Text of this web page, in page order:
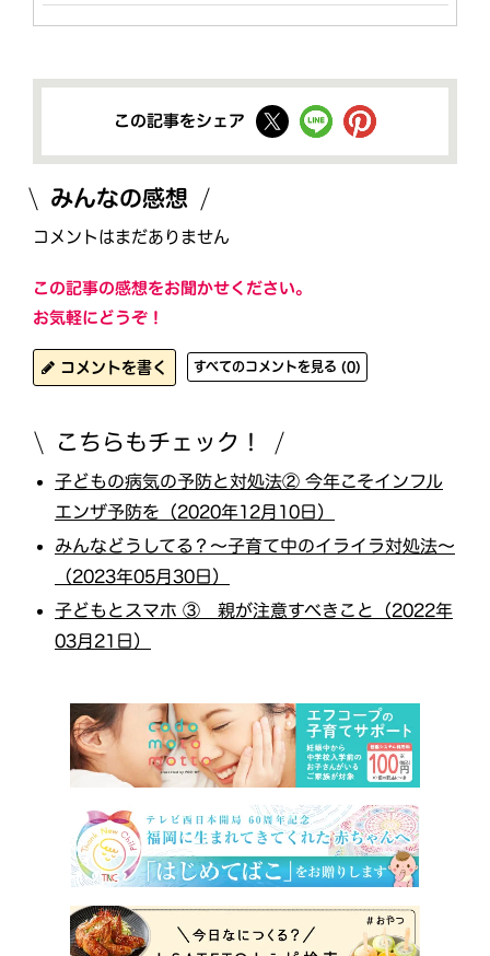
この記事をシェア
みんなの感想
コメントはまだありません
この記事の感想をお聞かせください。
お気軽にどうぞ！
コメントを書く すべてのコメントを見る (0)
こちらもチェック！
子どもの病気の予防と対処法② 今年こそインフル
エンザ予防を（2020年12月10日）
みんなどうしてる？～子育て中のイライラ対処法～
（2023年05月30日）
子どもとスマホ ③ 親が注意すべきこと（2022年
03月21日）